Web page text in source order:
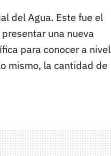
del Agua. Este fue el
una nueva
para conocer a nivel
mismo, la cantidad de